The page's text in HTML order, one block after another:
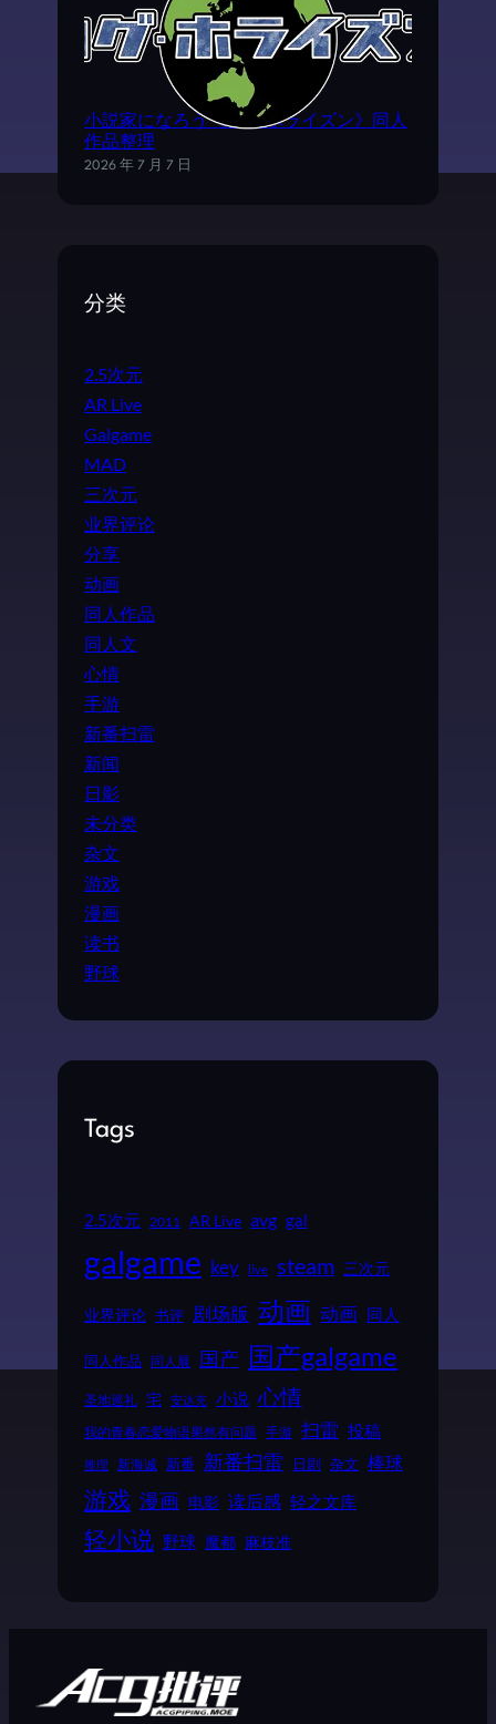
小説家になろう《ログ·ホライズン》同人
作品整理
2026 年 7 月 7 日
分类
2.5次元
AR Live
Galgame
MAD
三次元
业界评论
分享
动画
同人作品
同人文
心情
手游
新番扫雷
新闻
日影
未分类
杂文
游戏
漫画
读书
野球
Tags
2.5次元 2011 AR Live avg gal
galgame key live steam 三次元
业界评论 书评 剧场版 动画 动画 同人
同人作品 同人展 国产 国产galgame
圣地巡礼 宅 安达充 小说 心情
我的青春恋爱物语果然有问题 手游 扫雷 投稿
推理 新海诚 新番 新番扫雷 日剧 杂文 棒球
游戏 漫画 电影 读后感 轻之文库
轻小说 野球 魔都 麻枝准